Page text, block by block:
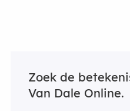
Zoek de
Van Dale Online.